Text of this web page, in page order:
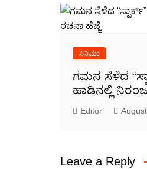
ಸಿನಿಮಾ
ಗಮನ ಸೆಳೆದ
ಹಾಡಿನಲ್ಲಿ
Editor
Leave a Reply